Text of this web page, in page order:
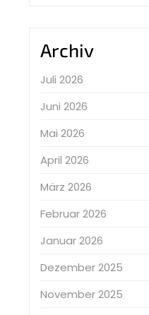
Archiv
Juli 2026
Juni 2026
Mai 2026
April 2026
März 2026
Februar 2026
Januar 2026
Dezember 2025
November 2025